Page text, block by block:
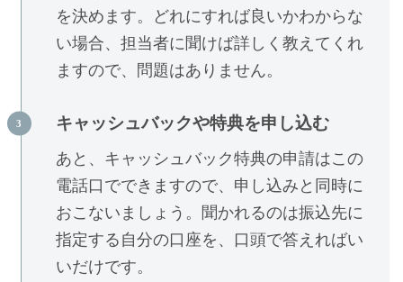
を決めます。どれにすれば良いかわからな
い場合、担当者に聞けば詳しく教えてくれ
ますので、問題はありません。
キャッシュバックや特典を申し込む
あと、キャッシュバック特典の申請はこの
電話口でできますので、申し込みと同時に
おこないましょう。聞かれるのは振込先に
指定する自分の口座を、口頭で答えればい
いだけです。